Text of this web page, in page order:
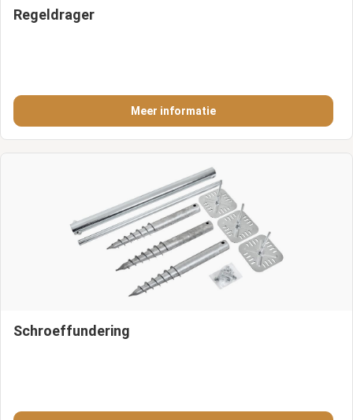
Regeldrager
Meer informatie
Schroeffundering